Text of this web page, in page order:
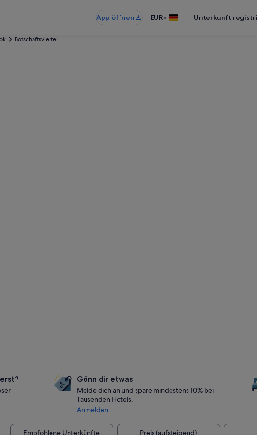
App öffnen EUR• Unterkunft
Botschaftsviertel
Gönn dir etwas
Melde dich an und spare mindestens 10% bei
Tausenden Hotels.
Anmelden
Empfohlene Unterkünfte Preis (aufsteigend)